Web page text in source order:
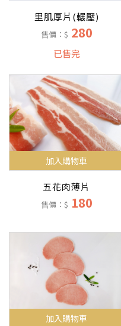
里肌厚片(輾壓)
售價：$ 280
已售完
加入購物車
五花肉薄片
售價：$ 180
加入購物車